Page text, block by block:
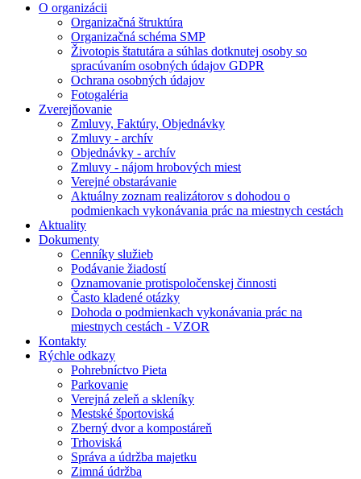
O organizácii
Organizačná štruktúra
Organizačná schéma SMP
Životopis štatutára a súhlas dotknutej osoby so
spracúvaním osobných údajov GDPR
Ochrana osobných údajov
Fotogaléria
Zverejňovanie
Zmluvy, Faktúry, Objednávky
Zmluvy - archív
Objednávky - archív
Zmluvy - nájom hrobových miest
Verejné obstarávanie
Aktuálny zoznam realizátorov s dohodou o
podmienkach vykonávania prác na miestnych cestách
Aktuality
Dokumenty
Cenníky služieb
Podávanie žiadostí
Oznamovanie protispoločenskej činnosti
Často kladené otázky
Dohoda o podmienkach vykonávania prác na
miestnych cestách - VZOR
Kontakty
Rýchle odkazy
Pohrebníctvo Pieta
Parkovanie
Verejná zeleň a skleníky
Mestské športoviská
Zberný dvor a kompostáreň
Trhoviská
Správa a údržba majetku
Zimná údržba